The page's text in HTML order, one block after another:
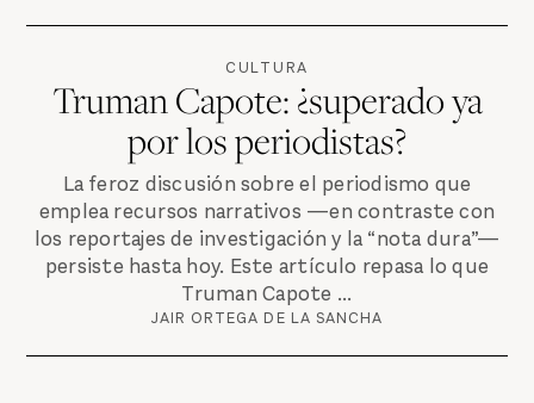
CULTURA
Truman Capote: ¿superado ya
por los periodistas?
La feroz discusión sobre el periodismo que
emplea recursos narrativos —en contraste con
los reportajes de investigación y la “nota dura”—
persiste hasta hoy. Este artículo repasa lo que
Truman Capote ...
JAIR ORTEGA DE LA SANCHA